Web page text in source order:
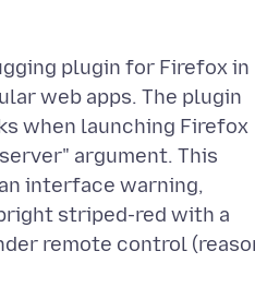
plugin for Firefox in
web apps. The plugin
when launching Firefox
argument. This
interface warning,
striped-red with a
remote control